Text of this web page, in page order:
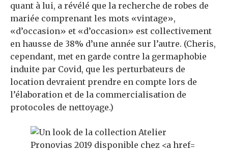
quant à lui, a révélé que la recherche de robes de
mariée comprenant les mots «vintage»,
«d’occasion» et «d’occasion» est collectivement
en hausse de 38% d’une année sur l’autre. (Cheris,
cependant, met en garde contre la germaphobie
induite par Covid, que les perturbateurs de
location devraient prendre en compte lors de
l’élaboration et de la commercialisation de
protocoles de nettoyage.)